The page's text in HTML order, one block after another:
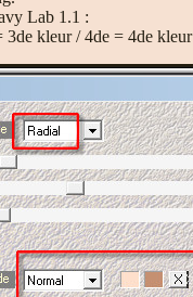
Lab 1.1 :
3de kleur / 4de = 4de kleur